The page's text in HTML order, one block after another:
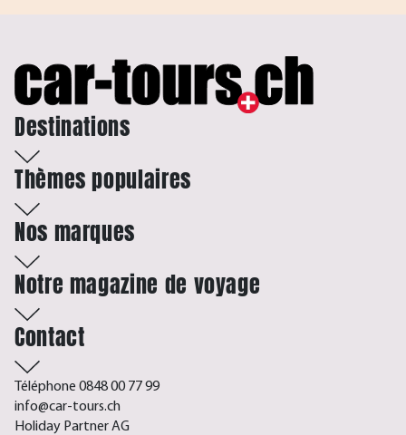
Destinations
Thèmes populaires
Nos marques
Notre magazine de voyage
Contact
Téléphone 0848 00 77 99
info@car-tours.ch
Holiday Partner AG